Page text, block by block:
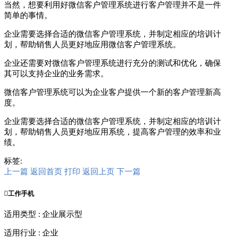
当然，想要利用好微信客户管理系统进行客户管理并不是一件
简单的事情。
企业需要选择合适的微信客户管理系统，并制定相应的培训计
划，帮助销售人员更好地应用微信客户管理系统。
企业还需要对微信客户管理系统进行充分的测试和优化，确保
其可以支持企业的业务需求。
微信客户管理系统可以为企业客户提供一个新的客户管理新高
度。
企业需要选择合适的微信客户管理系统，并制定相应的培训计
划，帮助销售人员更好地应用系统，提高客户管理的效率和业
绩。
标签:
上一篇 返回首页 打印 返回上页 下一篇
工作手机
适用类型 : 企业展示型
适用行业 : 企业